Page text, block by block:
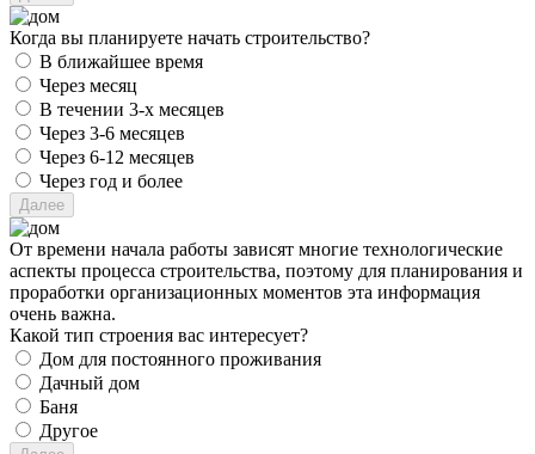
Когда вы планируете начать строительство?
В ближайшее время
Через месяц
В течении 3-х месяцев
Через 3-6 месяцев
Через 6-12 месяцев
Через год и более
От времени начала работы зависят многие технологические
аспекты процесса строительства, поэтому для планирования и
проработки организационных моментов эта информация
очень важна.
Какой тип строения вас интересует?
Дом для постоянного проживания
Дачный дом
Баня
Другое